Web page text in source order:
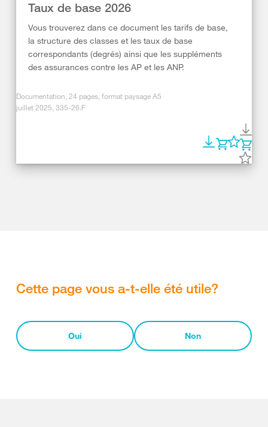
Taux de base 2026
Vous trouverez dans ce document les tarifs de base,
la structure des classes et les taux de base
correspondants (degrés) ainsi que les suppléments
des assurances contre les AP et les ANP.
Documentation, 24 pages, format paysage A5
juillet 2025, 335-26.F
Cette page vous a-t-elle été utile?
Oui Non